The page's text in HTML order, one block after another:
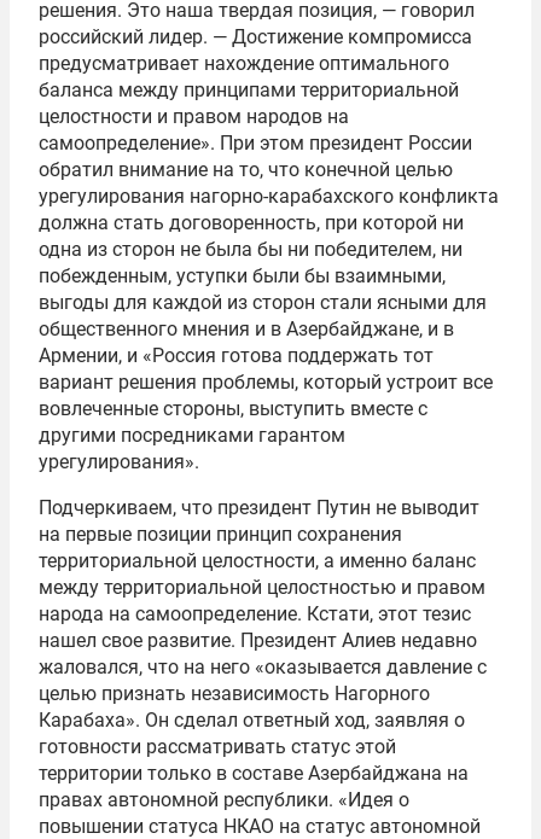
решения. Это наша твердая позиция, — говорил
российский лидер. — Достижение компромисса
предусматривает нахождение оптимального
баланса между принципами территориальной
целостности и правом народов на
самоопределение». При этом президент России
обратил внимание на то, что конечной целью
урегулирования нагорно-карабахского конфликта
должна стать договоренность, при которой ни
одна из сторон не была бы ни победителем, ни
побежденным, уступки были бы взаимными,
выгоды для каждой из сторон стали ясными для
общественного мнения и в Азербайджане, и в
Армении, и «Россия готова поддержать тот
вариант решения проблемы, который устроит все
вовлеченные стороны, выступить вместе с
другими посредниками гарантом
урегулирования».
Подчеркиваем, что президент Путин не выводит
на первые позиции принцип сохранения
территориальной целостности, а именно баланс
между территориальной целостностью и правом
народа на самоопределение. Кстати, этот тезис
нашел свое развитие. Президент Алиев недавно
жаловался, что на него «оказывается давление с
целью признать независимость Нагорного
Карабаха». Он сделал ответный ход, заявляя о
готовности рассматривать статус этой
территории только в составе Азербайджана на
правах автономной республики. «Идея о
повышении статуса НКАО на статус автономной